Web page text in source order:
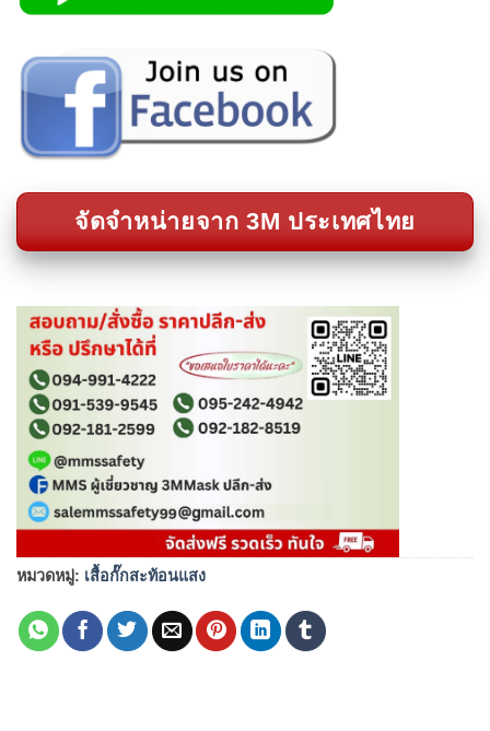
จัดจำหน่ายจาก 3M ประเทศไทย
หมวดหมู่: เสื้อกั๊กสะท้อนแสง